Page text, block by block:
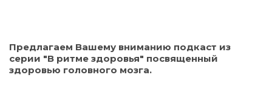
Предлагаем Вашему вниманию подкаст из
серии "В ритме здоровья" посвященный
здоровью головного мозга.